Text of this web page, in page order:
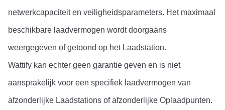
netwerkcapaciteit en veiligheidsparameters. Het maximaal
beschikbare laadvermogen wordt doorgaans
weergegeven of getoond op het Laadstation.
Wattify kan echter geen garantie geven en is niet
aansprakelijk voor een specifiek laadvermogen van
afzonderlijke Laadstations of afzonderlijke Oplaadpunten.